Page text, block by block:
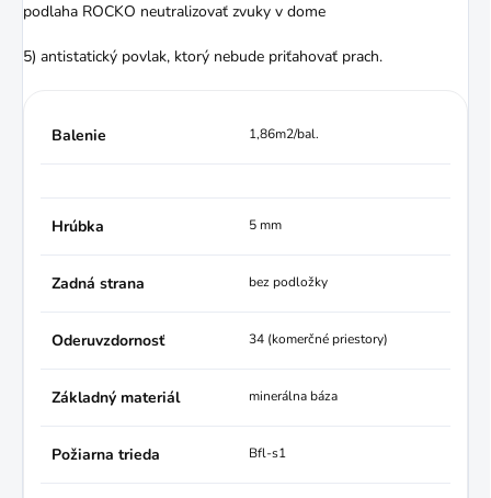
podlaha ROCKO neutralizovať zvuky v dome
5) antistatický povlak, ktorý nebude priťahovať prach.
Balenie 1,86m2/bal.
Hrúbka 5 mm
Zadná strana bez podložky
Oderuvzdornosť 34 (komerčné priestory)
Základný materiál minerálna báza
Požiarna trieda Bfl-s1